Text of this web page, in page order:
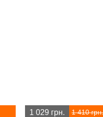
1 029 грн. 1 410 грн.